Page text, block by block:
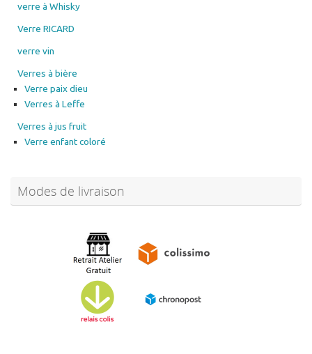
verre à Whisky
Verre RICARD
verre vin
Verres à bière
Verre paix dieu
Verres à Leffe
Verres à jus fruit
Verre enfant coloré
Modes de livraison